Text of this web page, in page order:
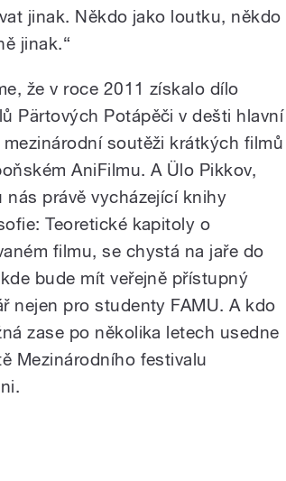
jinak. Někdo jako loutku, někdo
jinak.“
že v roce 2011 získalo dílo
Pärtových Potápěči v dešti hlavní
mezinárodní soutěži krátkých filmů
AniFilmu. A Ülo Pikkov,
nás právě vycházející knihy
Teoretické kapitoly o
filmu, se chystá na jaře do
bude mít veřejně přístupný
nejen pro studenty FAMU. A kdo
zase po několika letech usedne
Mezinárodního festivalu